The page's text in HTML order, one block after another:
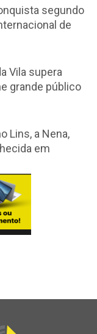
segundo
de
Vila supera
grande público
Lins, a Nena,
em